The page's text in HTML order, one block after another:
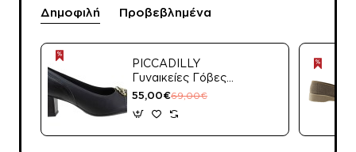
Δημοφιλή Προβεβλημένα
PICCADILLY
Γυναικείες Γόβες
779-25508
55,00€69,00€